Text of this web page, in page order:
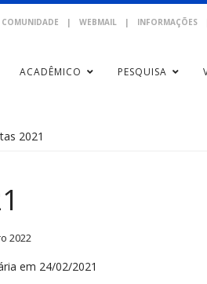
COMUNIDADE | WEBMAIL | INFORMAÇÕES
ACADÊMICO PESQUISA
2021
2022
em 24/02/2021